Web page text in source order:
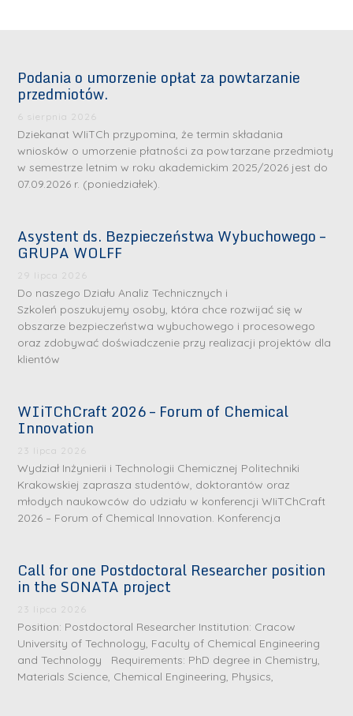
Podania o umorzenie opłat za powtarzanie
przedmiotów.
6 sierpnia 2026
Dziekanat WIiTCh przypomina, że termin składania
wniosków o umorzenie płatności za powtarzane przedmioty
w semestrze letnim w roku akademickim 2025/2026 jest do
07.09.2026 r. (poniedziałek).
Asystent ds. Bezpieczeństwa Wybuchowego –
GRUPA WOLFF
29 lipca 2026
Do naszego Działu Analiz Technicznych i
Szkoleń poszukujemy osoby, która chce rozwijać się w
obszarze bezpieczeństwa wybuchowego i procesowego
oraz zdobywać doświadczenie przy realizacji projektów dla
klientów
WIiTChCraft 2026 – Forum of Chemical
Innovation
23 lipca 2026
Wydział Inżynierii i Technologii Chemicznej Politechniki
Krakowskiej zaprasza studentów, doktorantów oraz
młodych naukowców do udziału w konferencji WIiTChCraft
2026 – Forum of Chemical Innovation. Konferencja
Call for one Postdoctoral Researcher position
in the SONATA project
23 lipca 2026
Position: Postdoctoral Researcher Institution: Cracow
University of Technology, Faculty of Chemical Engineering
and Technology Requirements: PhD degree in Chemistry,
Materials Science, Chemical Engineering, Physics,